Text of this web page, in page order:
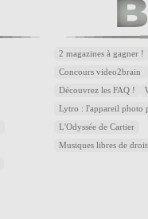
2 magazines à gagner !
Concours video2brain
Découvrez les FAQ !
Lytro : l'appareil photo
L'Odyssée de Cartier
Musiques libres de